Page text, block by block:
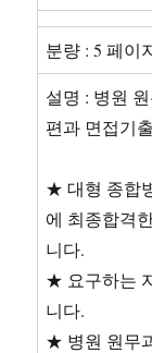
분량 : 5 페이
설명 : 병원
편과 면접기출
★ 대형 종합
에 최종합격
니다.
★ 요구하는
니다.
★ 병원 원무